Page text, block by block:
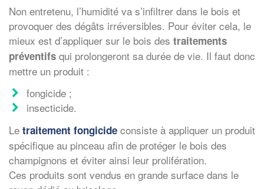
Non entretenu, l’humidité va s’infiltrer dans le bois et
provoquer des dégâts irréversibles. Pour éviter cela, le
mieux est d’appliquer sur le bois des traitements
préventifs qui prolongeront sa durée de vie. Il faut donc
mettre un produit :
fongicide ;
insecticide.
Le traitement fongicide consiste à appliquer un produit
spécifique au pinceau afin de protéger le bois des
champignons et éviter ainsi leur prolifération.
Ces produits sont vendus en grande surface dans le